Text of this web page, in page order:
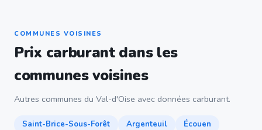
COMMUNES VOISINES
Prix carburant dans les
communes voisines
Autres communes du Val-d'Oise avec données carburant.
Saint-Brice-Sous-Forêt Argenteuil
Écouen